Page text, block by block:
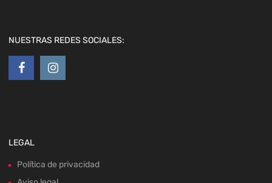
NUESTRAS REDES SOCIALES:
LEGAL
Política de privacidad